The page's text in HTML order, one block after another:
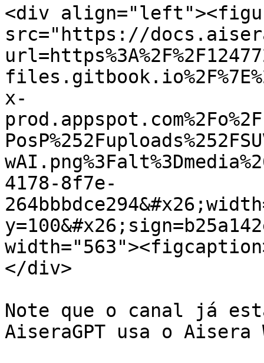
<div
src="https://
x-
4178-8f7e-
</div>
Note que o canal já
AiseraGPT usa o Aisera